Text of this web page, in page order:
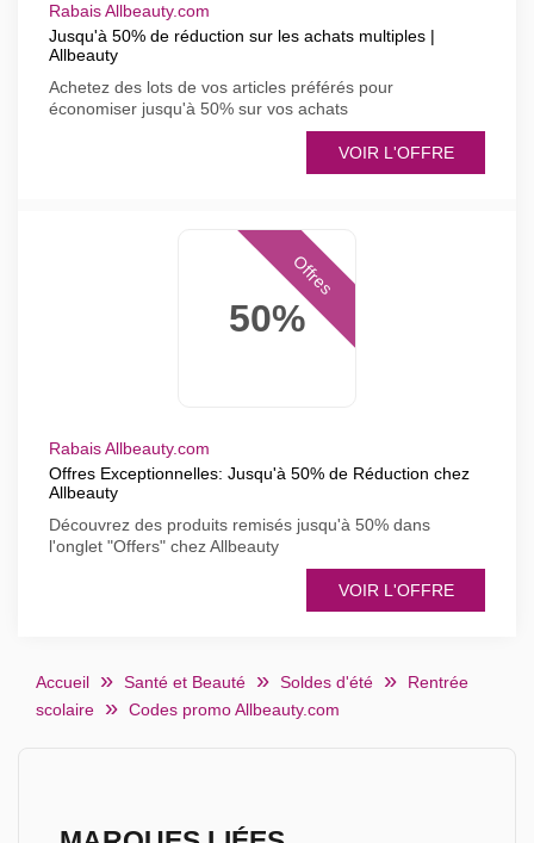
Rabais Allbeauty.com
Jusqu'à 50% de réduction sur les achats multiples |
Allbeauty
Achetez des lots de vos articles préférés pour
économiser jusqu'à 50% sur vos achats
VOIR L'OFFRE
50%
Offres
Rabais Allbeauty.com
Offres Exceptionnelles: Jusqu'à 50% de Réduction chez
Allbeauty
Découvrez des produits remisés jusqu'à 50% dans
l'onglet "Offers" chez Allbeauty
VOIR L'OFFRE
Accueil Santé et Beauté Soldes d'été
Rentrée
scolaire
Codes promo Allbeauty.com